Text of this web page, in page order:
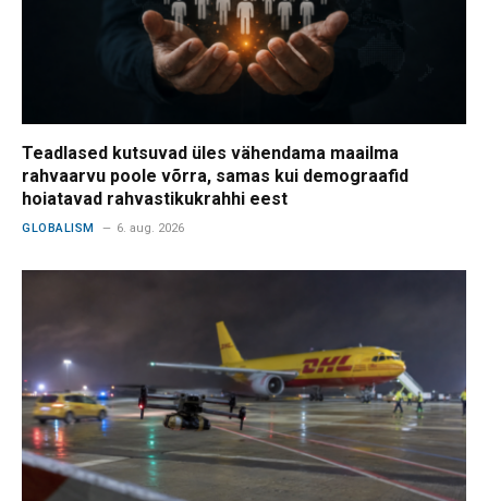
Teadlased kutsuvad üles vähendama maailma
rahvaarvu poole võrra, samas kui demograafid
hoiatavad rahvastikukrahhi eest
GLOBALISM 6. aug. 2026